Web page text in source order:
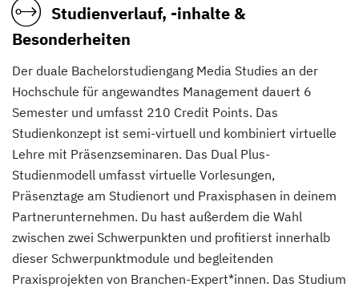
Studienverlauf, -inhalte &
Besonderheiten
Der duale Bachelorstudiengang Media Studies an der
Hochschule für angewandtes Management dauert 6
Semester und umfasst 210 Credit Points. Das
Studienkonzept ist semi-virtuell und kombiniert virtuelle
Lehre mit Präsenzseminaren. Das Dual Plus-
Studienmodell umfasst virtuelle Vorlesungen,
Präsenztage am Studienort und Praxisphasen in deinem
Partnerunternehmen. Du hast außerdem die Wahl
zwischen zwei Schwerpunkten und profitierst innerhalb
dieser Schwerpunktmodule und begleitenden
Praxisprojekten von Branchen-Expert*innen. Das Studium